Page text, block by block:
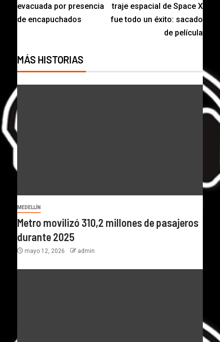
evacuada por presencia
de encapuchados
traje espacial de Space X
fue todo un éxito: sacado
de película
MÁS HISTORIAS
MEDELLÍN
Metro movilizó 310,2 millones de pasajeros
durante 2025
mayo 12, 2026 admin